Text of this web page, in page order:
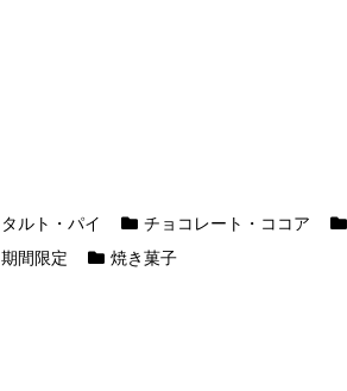
タルト・パイ チョコレート・ココア
期間限定 焼き菓子